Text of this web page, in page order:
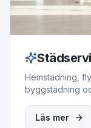
Hemstädning,
byggstädning
Läs mer